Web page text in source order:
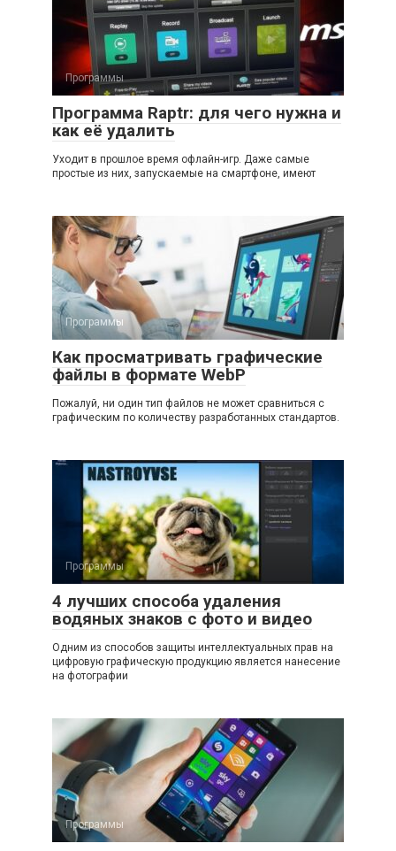
Программы
Программа Raptr: для чего нужна и
как её удалить
Уходит в прошлое время офлайн-игр. Даже самые
простые из них, запускаемые на смартфоне, имеют
Программы
Как просматривать графические
файлы в формате WebP
Пожалуй, ни один тип файлов не может сравниться с
графическим по количеству разработанных стандартов.
Программы
4 лучших способа удаления
водяных знаков с фото и видео
Одним из способов защиты интеллектуальных прав на
цифровую графическую продукцию является нанесение
на фотографии
Программы